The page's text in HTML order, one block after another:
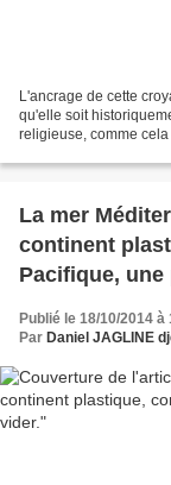
L'ancrage de cette
qu'elle soit
religieuse, comme
La mer
continent
Pacifique, une
Publié le 18/10/2014 à
Par Daniel JAGLINE